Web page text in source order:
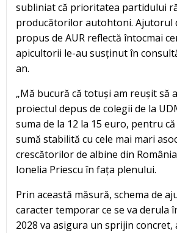
subliniat că prioritatea partidului
producătorilor autohtoni. Ajutorul
propus de AUR reflectă întocmai
apicultorii le-au susținut în
an.
„Mă bucură că totuși am reușit să
proiectul depus de colegii de la
suma de la 12 la 15 euro, pentru
sumă stabilită cu cele mai mari
crescătorilor de albine din
Ionelia Priescu în fața plenului.
Prin această măsură, schema de
caracter temporar ce se va derula
2028 va asigura un sprijin